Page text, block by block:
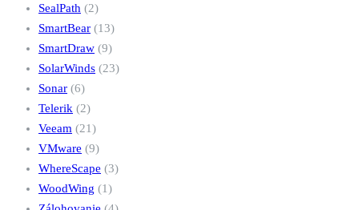
SealPath (2)
SmartBear (13)
SmartDraw (9)
SolarWinds (23)
Sonar (6)
Telerik (2)
Veeam (21)
VMware (9)
WhereScape (3)
WoodWing (1)